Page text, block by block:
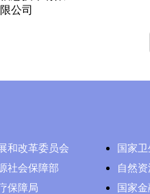
公司
和改革委员会 国家
社会保障部 自然
保障局 国家